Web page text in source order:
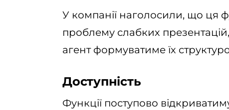
У компанії наголосили, що ця
проблему слабких
агент формуватиме їх
Доступність
Функції поступово